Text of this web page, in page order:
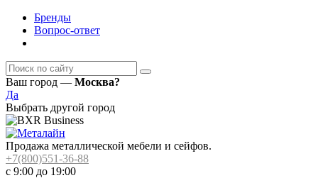
Бренды
Вопрос-ответ
Ваш город — Москва?
Да
Выбрать другой город
Продажа металлической мебели и сейфов.
+7(800)551-36-88
с 9:00 до 19:00